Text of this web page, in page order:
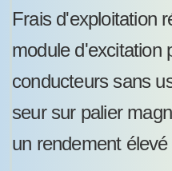
Frais d'exploitation
module d'excitation
conducteurs sans
seur sur palier
un rendement élevé